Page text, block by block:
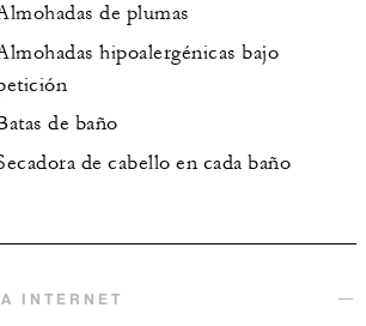
de plumas
hipoalergénicas bajo
de baño
de cabello en cada baño
INTERNET